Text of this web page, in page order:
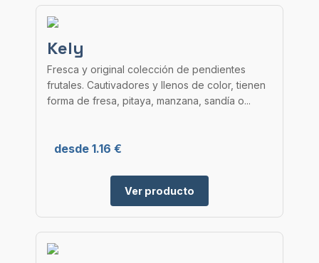
Kely
Fresca y original colección de pendientes
frutales. Cautivadores y llenos de color, tienen
forma de fresa, pitaya, manzana, sandía o...
desde 1.16 €
Ver producto